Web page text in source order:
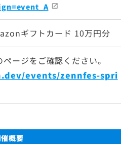
ギフトカード 10万円分
ージをご確認ください。
events/zennfes-spri
概要